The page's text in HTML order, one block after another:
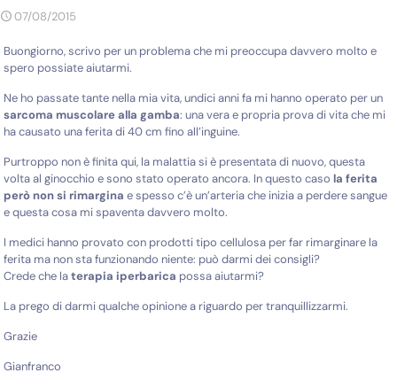
07/08/2015
Buongiorno, scrivo per un problema che mi preoccupa davvero molto e
spero possiate aiutarmi.
Ne ho passate tante nella mia vita, undici anni fa mi hanno operato per un
sarcoma muscolare alla gamba: una vera e propria prova di vita che mi
ha causato una ferita di 40 cm fino all’inguine.
Purtroppo non è finita qui, la malattia si è presentata di nuovo, questa
volta al ginocchio e sono stato operato ancora. In questo caso la ferita
però non si rimargina e spesso c’è un’arteria che inizia a perdere sangue
e questa cosa mi spaventa davvero molto.
I medici hanno provato con prodotti tipo cellulosa per far rimarginare la
ferita ma non sta funzionando niente: può darmi dei consigli?
Crede che laterapia iperbarica possa aiutarmi?
La prego di darmi qualche opinione a riguardo per tranquillizzarmi.
Grazie
Gianfranco